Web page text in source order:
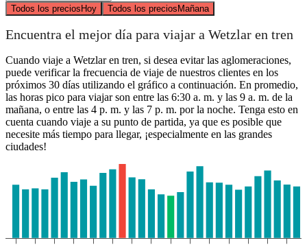
Todos los preciosHoy Todos los preciosMañana
Encuentra el mejor día para viajar a Wetzlar en tren
Cuando viaje a Wetzlar en tren, si desea evitar las aglomeraciones,
puede verificar la frecuencia de viaje de nuestros clientes en los
próximos 30 días utilizando el gráfico a continuación. En promedio,
las horas pico para viajar son entre las 6:30 a. m. y las 9 a. m. de la
mañana, o entre las 4 p. m. y las 7 p. m. por la noche. Tenga esto en
cuenta cuando viaje a su punto de partida, ya que es posible que
necesite más tiempo para llegar, ¡especialmente en las grandes
ciudades!